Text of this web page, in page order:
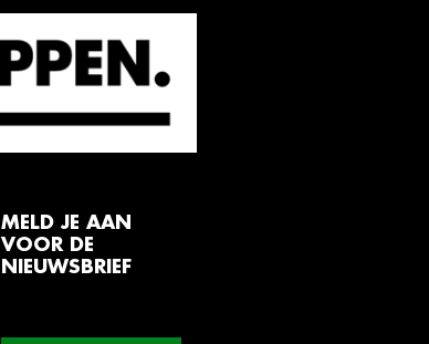
MELD JE AAN
VOOR DE
NIEUWSBRIEF